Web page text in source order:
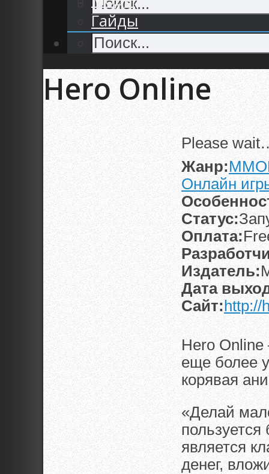
Гайды
Hero Online
Please
Жанр:
Онлайн
Статус:
Оплата:
Издатель:
Дата
Сайт: http://
Hero Online
еще более
корявая
«Делай
является
денег,